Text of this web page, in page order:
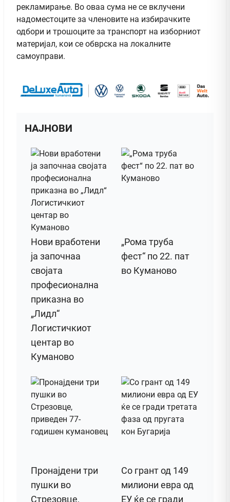
рекламирање. Во оваа сума не се вклучени
надоместоците за членовите на избирачките
одбори и трошоците за транспорт на изборниот
материјал, кои се обврска на локалните
самоуправи.
НАЈНОВИ
Нови вработени
ја започнаа
својата
професионална
приказна во
„Лидл“
Логистичкиот
центар во
Куманово
„Рома труба
фест“ по 22. пат
во Куманово
Пронајдени три
пушки во
Стрезовце,
Со грант од 149
милиони евра од
ЕУ ќе се гради